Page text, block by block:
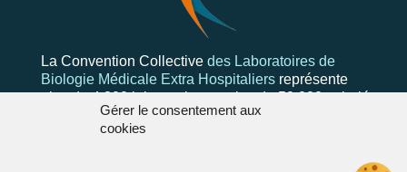
Gérer le consentement aux
cookies
La Convention Collective des Laboratoires de
Biologie Médicale Extra Hospitaliers représente
plus de 4 300 laboratoires et plus de 50 000 salariés